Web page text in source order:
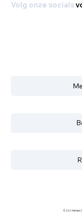
Volg onze socials
© 2024 Artistic